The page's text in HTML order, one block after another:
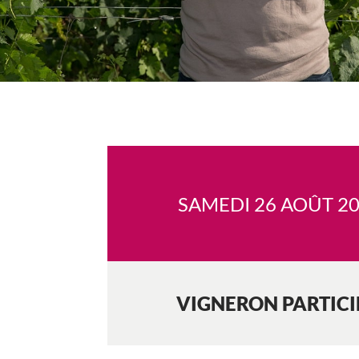
SAMEDI 26 AOÛT
VIGNERON